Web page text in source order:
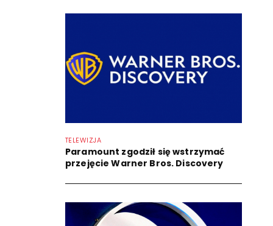
TELEWIZJA
Paramount zgodził się wstrzymać
przejęcie Warner Bros. Discovery